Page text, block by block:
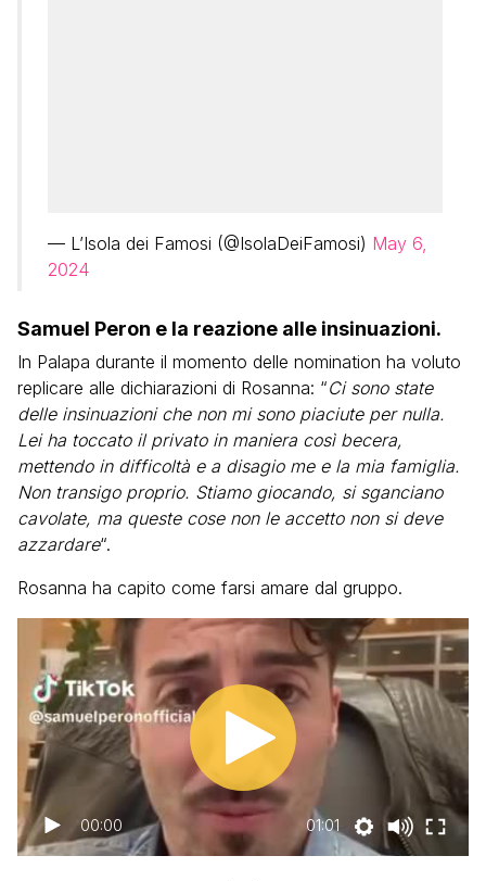
— L’Isola dei Famosi (@IsolaDeiFamosi) May 6,
2024
Samuel Peron e la reazione alle insinuazioni.
In Palapa durante il momento delle nomination ha voluto
replicare alle dichiarazioni di Rosanna: “Ci sono state
delle insinuazioni che non mi sono piaciute per nulla.
Lei ha toccato il privato in maniera così becera,
mettendo in difficoltà e a disagio me e la mia famiglia.
Non transigo proprio. Stiamo giocando, si sganciano
cavolate, ma queste cose non le accetto non si deve
azzardare“.
Rosanna ha capito come farsi amare dal gruppo.
00:00 01:01